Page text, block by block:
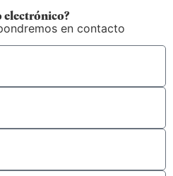
electrónico?
en contacto